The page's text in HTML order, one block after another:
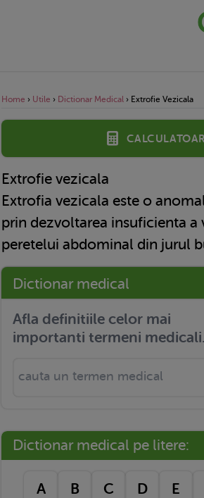
Home › Utile › Dictionar Medical › Extrofie Vezicala
Extrofie vezicala
Extrofia vezicala este o
prin dezvoltarea insuficienta a
peretelui abdominal din jurul
Dictionar medical
Afla definitiile celor mai
importanti termeni medicali.
Dictionar medical pe litere:
A B C D E